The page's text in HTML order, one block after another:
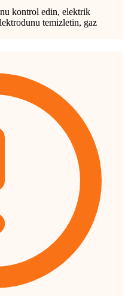
kontrol edin, elektrik
temizletin, gaz